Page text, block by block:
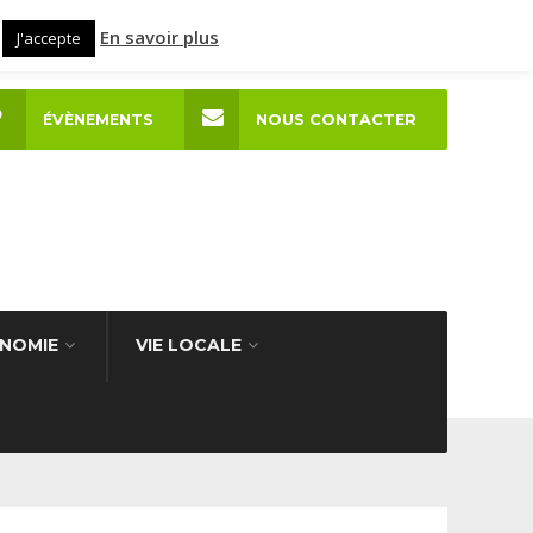
VIE LOCALE
ÉVÈNEMENTS NOUS CONTACTER
J'accepte En savoir plus